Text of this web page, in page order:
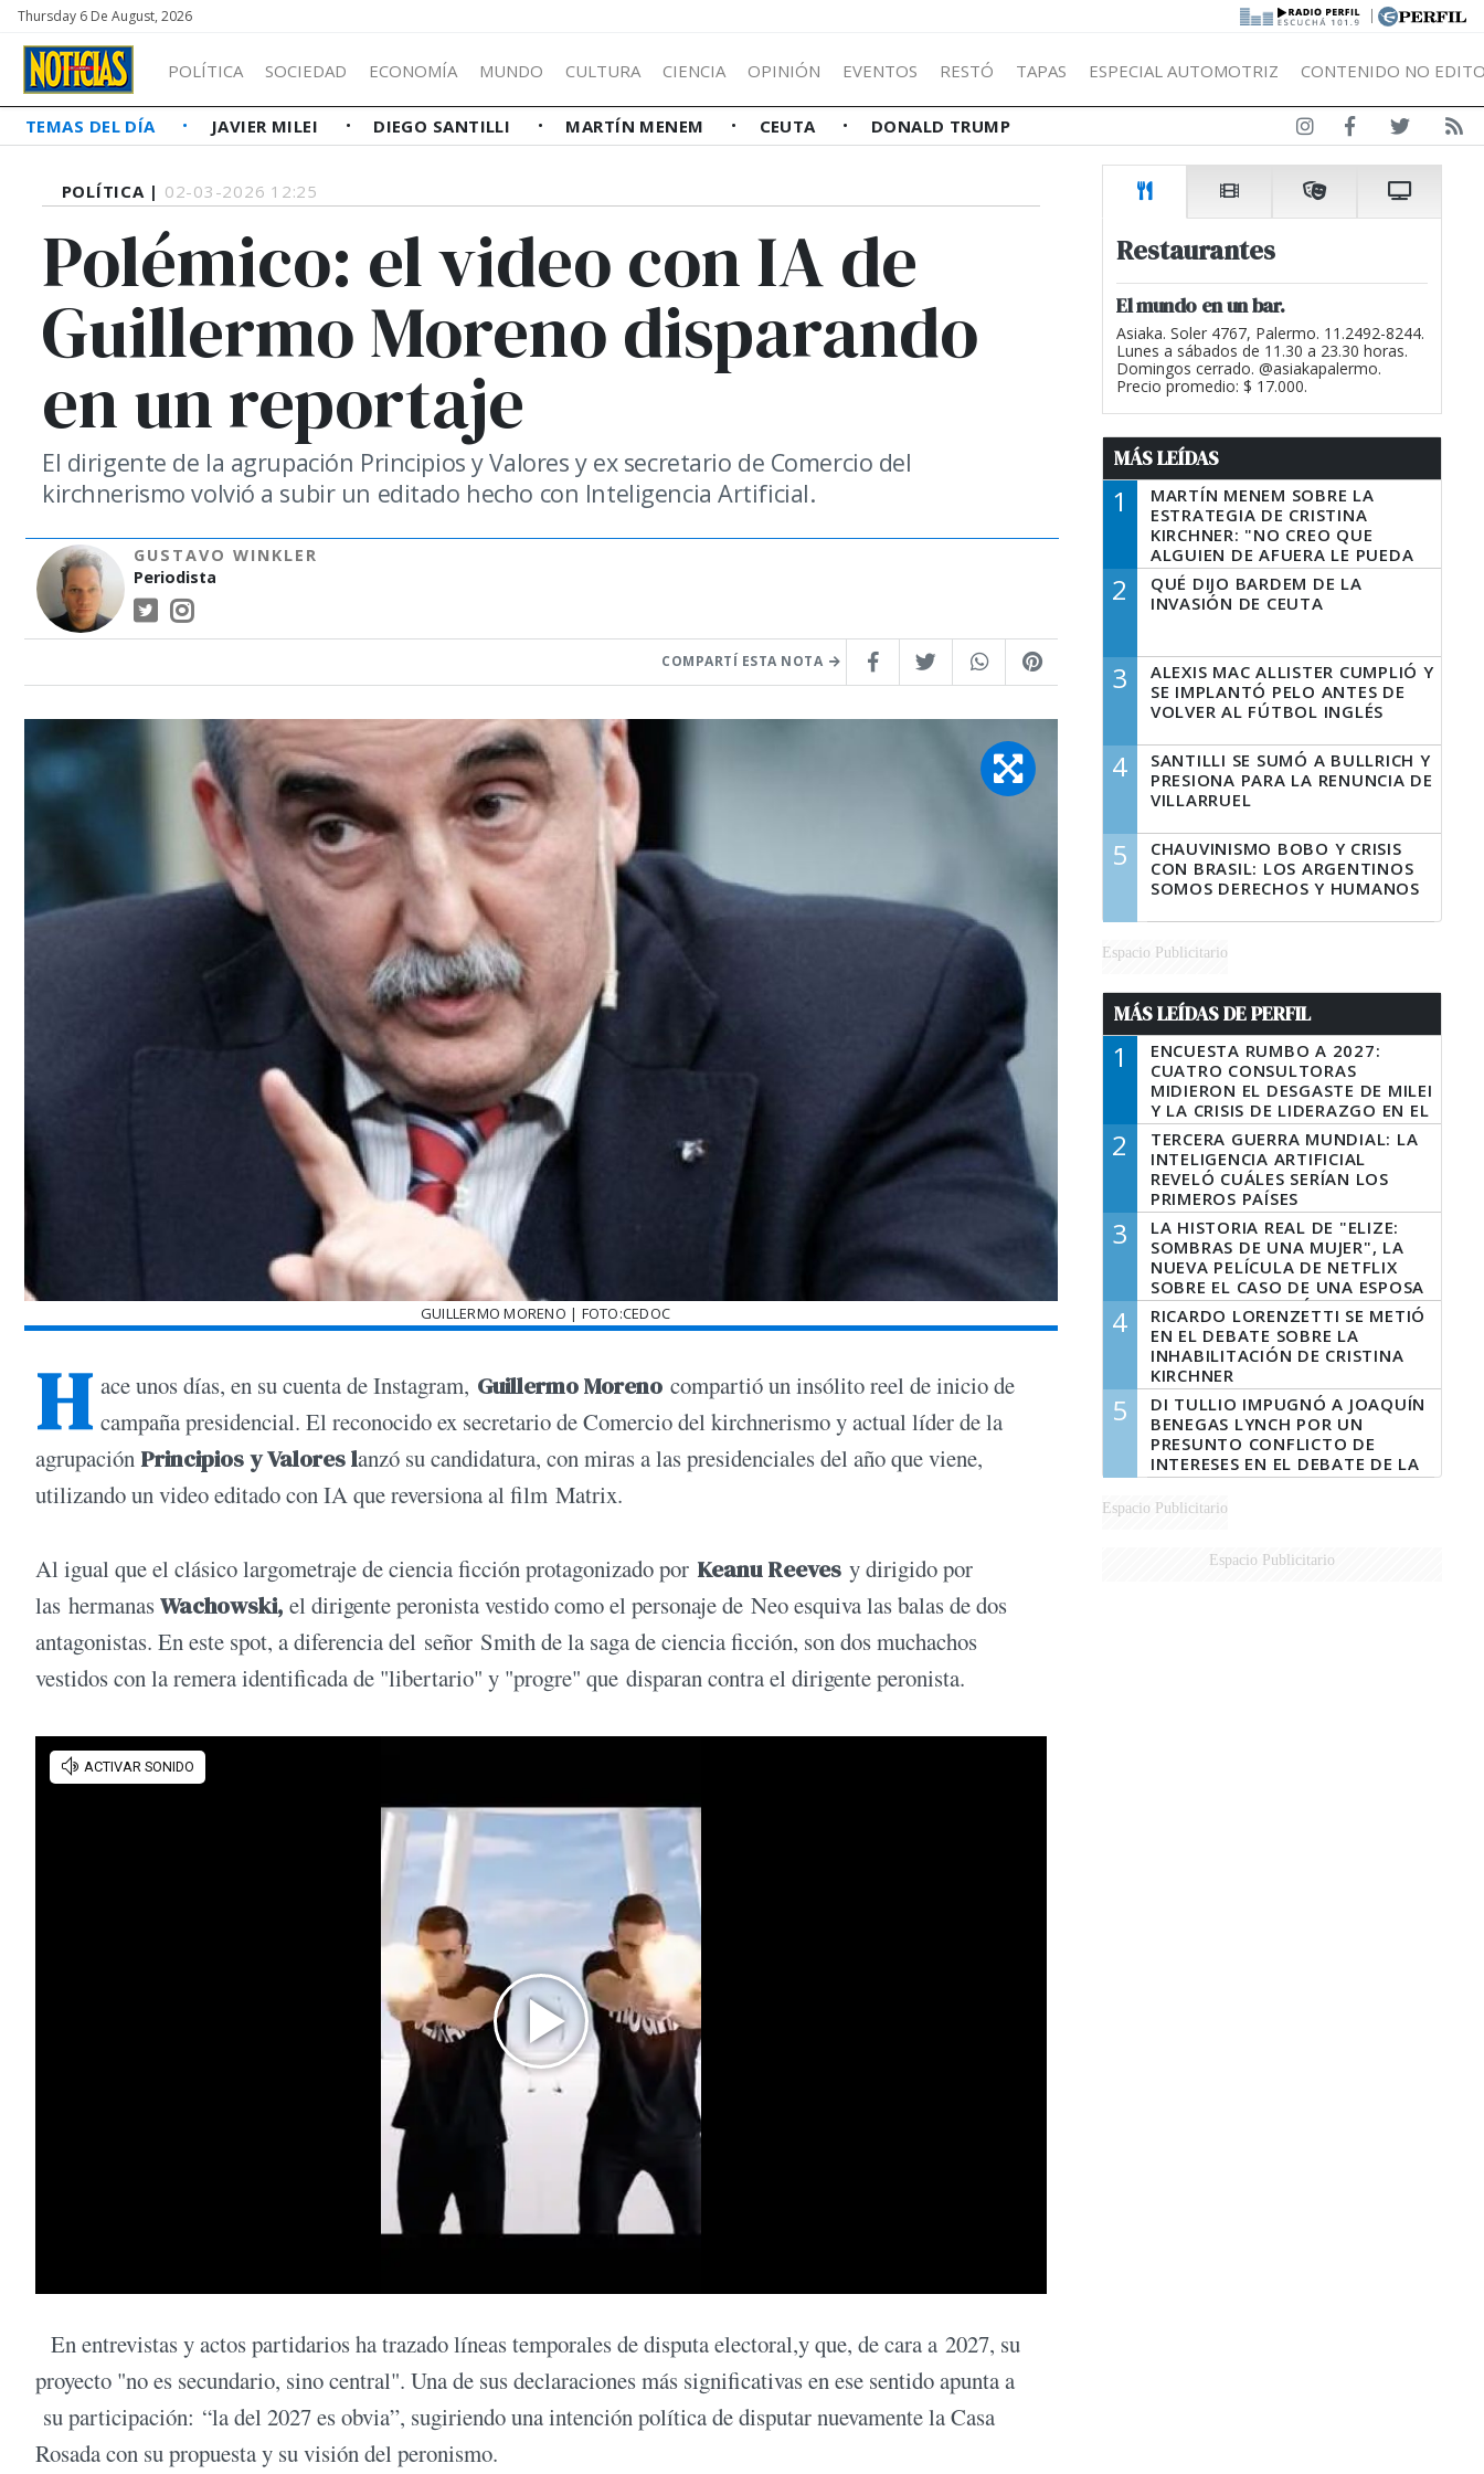
Thursday 6 De August, 2026 |
POLÍTICA SOCIEDAD ECONOMÍA MUNDO CULTURA CIENCIA OPINIÓN EVENTOS RESTÓ TAPAS ESPECIAL AUTOMOTRIZ CONTENIDO NO
TEMAS DEL DÍA JAVIER MILEI DIEGO SANTILLI MARTÍN MENEM CEUTA DONALD TRUMP
POLÍTICA | 02-03-2026 12:25
Polémico: el video con IA de
Guillermo Moreno disparando
en un reportaje
El dirigente de la agrupación Principios y Valores y ex secretario de Comercio del
kirchnerismo volvió a subir un editado hecho con Inteligencia Artificial.
GUSTAVO WINKLER
Periodista
COMPARTÍ ESTA NOTA
GUILLERMO MORENO | FOTO:CEDOC
H ace unos días, en su cuenta de Instagram, Guillermo Moreno compartió un insólito reel de inicio de
campaña presidencial. El reconocido ex secretario de Comercio del kirchnerismo y actual líder de la
agrupación Principios y Valores lanzó su candidatura, con miras a las presidenciales del año que viene,
utilizando un video editado con IA que reversiona al film Matrix.
Al igual que el clásico largometraje de ciencia ficción protagonizado por Keanu Reeves y dirigido por
las hermanasWachowski, el dirigente peronista vestido como el personaje de Neo esquiva las balas de dos
antagonistas. En este spot, a diferencia del señor Smith de la saga de ciencia ficción, son dos muchachos
vestidos con la remera identificada de "libertario" y "progre" que disparan contra el dirigente peronista.
En entrevistas y actos partidarios ha trazado líneas temporales de disputa electoral,y que, de cara a 2027, su
proyecto "no es secundario, sino central". Una de sus declaraciones más significativas en ese sentido apunta a
su participación: “la del 2027 es obvia”, sugiriendo una intención política de disputar nuevamente la Casa
Rosada con su propuesta y su visión del peronismo.
Restaurantes
El mundo en un bar.
Asiaka. Soler 4767, Palermo. 11.2492-8244.
Lunes a sábados de 11.30 a 23.30 horas.
Domingos cerrado. @asiakapalermo.
Precio promedio: $ 17.000.
MÁS LEÍDAS
1
MARTÍN MENEM SOBRE LA
ESTRATEGIA DE CRISTINA
KIRCHNER: "NO CREO QUE
ALGUIEN DE AFUERA LE PUEDA
DECIR A LA JUSTICIA LO QUE
TIENE QUE HACER"
2
QUÉ DIJO BARDEM DE LA
INVASIÓN DE CEUTA
3
ALEXIS MAC ALLISTER CUMPLIÓ Y
SE IMPLANTÓ PELO ANTES DE
VOLVER AL FÚTBOL INGLÉS
4
SANTILLI SE SUMÓ A BULLRICH Y
PRESIONA PARA LA RENUNCIA DE
VILLARRUEL
5
CHAUVINISMO BOBO Y CRISIS
CON BRASIL: LOS ARGENTINOS
SOMOS DERECHOS Y HUMANOS
Espacio Publicitario
MÁS LEÍDAS DE PERFIL
1
ENCUESTA RUMBO A 2027:
CUATRO CONSULTORAS
MIDIERON EL DESGASTE DE MILEI
Y LA CRISIS DE LIDERAZGO EN EL
PERONISMO
2
TERCERA GUERRA MUNDIAL: LA
INTELIGENCIA ARTIFICIAL
REVELÓ CUÁLES SERÍAN LOS
PRIMEROS PAÍSES
LATINOAMERICANOS EN SER
DERROTADOS
3
LA HISTORIA REAL DE "ELIZE:
SOMBRAS DE UNA MUJER", LA
NUEVA PELÍCULA DE NETFLIX
SOBRE EL CASO DE UNA ESPOSA
QUE DESCUARTIZÓ A SU
MARIDO
4
RICARDO LORENZETTI SE METIÓ
EN EL DEBATE SOBRE LA
INHABILITACIÓN DE CRISTINA
KIRCHNER
5
DI TULLIO IMPUGNÓ A JOAQUÍN
BENEGAS LYNCH POR UN
PRESUNTO CONFLICTO DE
INTERESES EN EL DEBATE DE LA
LEY DE TIERRAS
Espacio Publicitario
Espacio Publicitario